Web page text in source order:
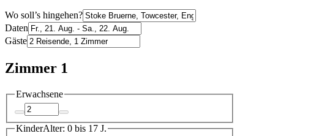
Wo soll’s hingehen?
Daten
Gäste
Zimmer 1
Erwachsene
KinderAlter: 0 bis 17 J.